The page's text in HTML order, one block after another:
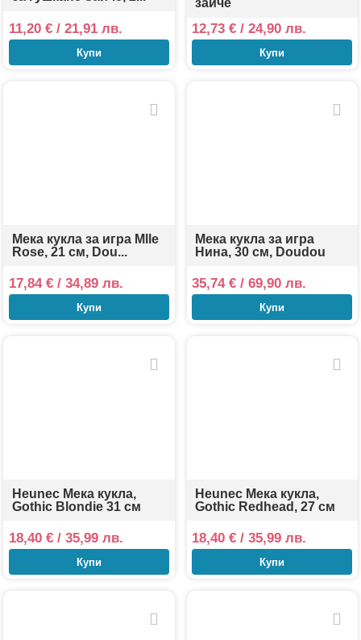
11,20 €/ 21,91 лв.
Купи
зайче
12,73 €/ 24,90 лв.
Купи
Мека кукла за игра Mlle
Rose, 21 см, Dou...
17,84 €/ 34,89 лв.
Купи
Мека кукла за игра
Нина, 30 см, Doudou
35,74 €/ 69,90 лв.
Купи
Heunec Мека кукла,
Gothic Blondie 31 см
18,40 €/ 35,99 лв.
Купи
Heunec Мека кукла,
Gothic Redhead, 27 см
18,40 €/ 35,99 лв.
Купи